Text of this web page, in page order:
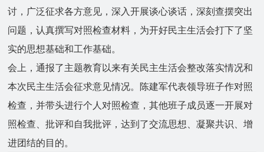
讨，广泛征求各方意见，深入开展谈心谈话，深刻查摆突出
问题，认真撰写对照检查材料，为开好民主生活会打下了坚
实的思想基础和工作基础。
会上，通报了主题教育以来有关民主生活会整改落实情况和
本次民主生活会征求意见情况。陈建军代表领导班子作对照
检查，并带头进行个人对照检查，其他班子成员逐一开展对
照检查、批评和自我批评，达到了交流思想、凝聚共识、增
进团结的目的。